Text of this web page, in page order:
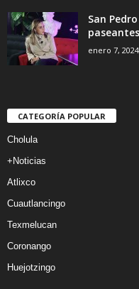
San
enero 7, 2024
CATEGORÍA POPULAR
Cholula
+Noticias
Atlixco
Cuautlancingo
Texmelucan
Coronango
Huejotzingo